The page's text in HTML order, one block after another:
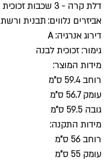
דלת קרה - 3 שכבות זכוכית
אביזרים נלווים: תבנית ורשת
דירוג אנרגיה: A
גימור: זכוכית לבנה
מידות המוצר:
רוחב 59.4 ס"מ
עומק 56.7 ס"מ
גובה 59.5 ס"מ
מידות התקנה:
רוחב 56 ס"מ
עומק 55 ס"מ